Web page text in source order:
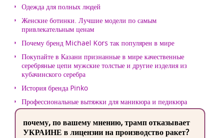
Одежда для полных людей
Женские ботинки. Лучшие модели по самым
привлекательным ценам
Почему бренд Michael Kors так популярен в мире
Покупайте в Казани признанные в мире качественные
серебряные цепи мужские толстые и другие изделия из
кубачинского серебра
История бренда Pinko
Профессиональные вытяжки для маникюра и педикюра
почему, по вашему мнению, трамп отказывает
УКРАИНЕ в лицензии на производство ракет?